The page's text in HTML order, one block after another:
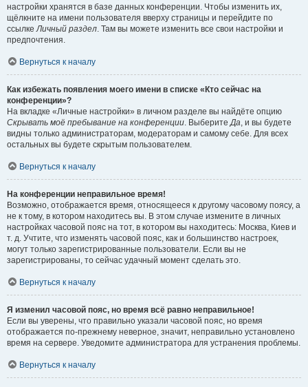
настройки хранятся в базе данных конференции. Чтобы изменить их,
щёлкните на имени пользователя вверху страницы и перейдите по
ссылкеЛичный раздел. Там вы можете изменить все свои настройки и
предпочтения.
Вернуться к началу
Как избежать появления моего имени в списке «Кто сейчас на
конференции»?
На вкладке «Личные настройки» в личном разделе вы найдёте опцию
Скрывать моё пребывание на конференции. ВыберитеДа, и вы будете
видны только администраторам, модераторам и самому себе. Для всех
остальных вы будете скрытым пользователем.
Вернуться к началу
На конференции неправильное время!
Возможно, отображается время, относящееся к другому часовому поясу, а
не к тому, в котором находитесь вы. В этом случае измените в личных
настройках часовой пояс на тот, в котором вы находитесь: Москва, Киев и
т. д. Учтите, что изменять часовой пояс, как и большинство настроек,
могут только зарегистрированные пользователи. Если вы не
зарегистрированы, то сейчас удачный момент сделать это.
Вернуться к началу
Я изменил часовой пояс, но время всё равно неправильное!
Если вы уверены, что правильно указали часовой пояс, но время
отображается по-прежнему неверное, значит, неправильно установлено
время на сервере. Уведомите администратора для устранения проблемы.
Вернуться к началу